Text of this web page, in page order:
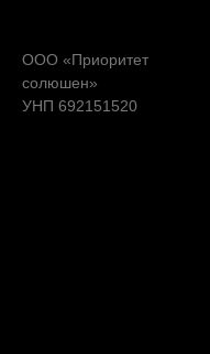
ООО «Приоритет
солюшен»
УНП 692151520